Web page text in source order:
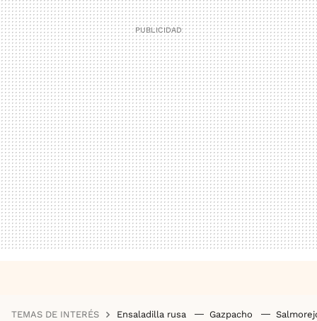
TEMAS DE INTERÉS Ensaladilla rusa Gazpacho